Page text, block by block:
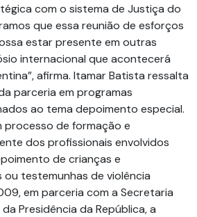
com o sistema de Justiça do
que essa reunião de esforços
estar presente em outras
internacional que acontecerá
afirma. Itamar Batista ressalta
parceria em programas
ao tema depoimento especial.
processo de formação e
dos profissionais envolvidos
de crianças e
testemunhas de violência
em parceria com a Secretaria
Presidência da República, a